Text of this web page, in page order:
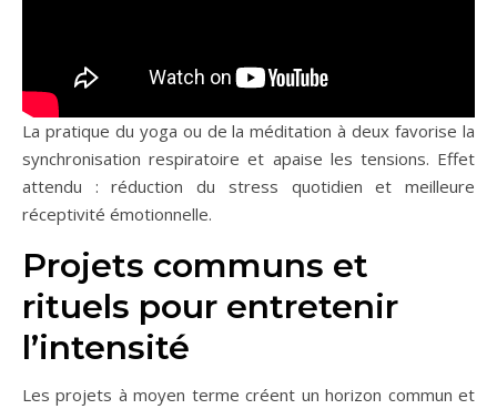
La pratique du yoga ou de la méditation à deux favorise la
synchronisation respiratoire et apaise les tensions. Effet
attendu : réduction du stress quotidien et meilleure
réceptivité émotionnelle.
Projets communs et
rituels pour entretenir
l’intensité
Les projets à moyen terme créent un horizon commun et